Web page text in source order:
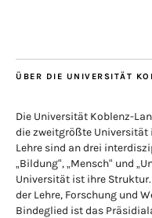
ÜBER DIE UNIVERSITÄT
Die Universität Koblenz-
die zweitgrößte Universität
Lehre sind an drei
„Bildung“, „Mensch“ und
Universität ist ihre
der Lehre, Forschung und
Bindeglied ist das